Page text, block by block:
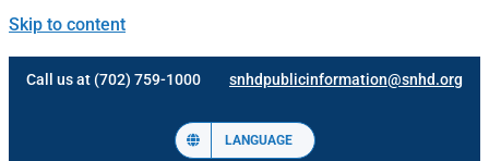
Skip to content
Call us at (702) 759-1000 snhdpublicinformation@snhd.org
LANGUAGE